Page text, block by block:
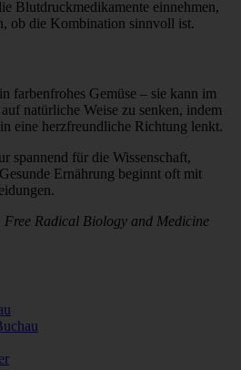
Blutdruckmedikamente einnehmen,
ob die Kombination sinnvoll ist.
farbenfrohes Gemüse – sie kann im
natürliche Weise zu senken, indem
eine herzfreundliche Richtung lenkt.
spannend für die Wissenschaft,
Ernährung beginnt oft mit
Radical Biology and Medicine